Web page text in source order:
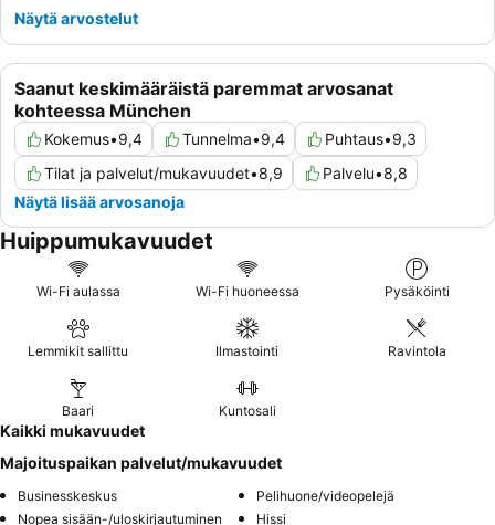
Saanut keskimääräistä paremmat arvosanat
kohteessa München
Kokemus•9,4 Tunnelma•9,4 Puhtaus•9,3
Tilat ja palvelut/mukavuudet•8,9 Palvelu•8,8
Näytä lisää arvosanoja
Näytä arvostelut
Huippumukavuudet
Wi-Fi aulassa Wi-Fi huoneessa Pysäköinti
Lemmikit sallittu Ilmastointi Ravintola
Baari Kuntosali
Kaikki mukavuudet
Majoituspaikan palvelut/mukavuudet
Businesskeskus
Pelihuone/videopelejä
Nopea sisään-/uloskirjautuminen
Hissi